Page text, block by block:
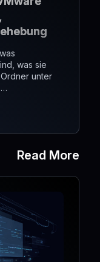
was sie
unter
dass er auch
Read More